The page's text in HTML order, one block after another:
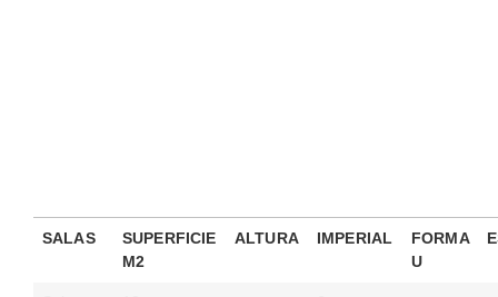
SALAS
SUPERFICIE
M2
ALTURA IMPERIAL
FORMA
U